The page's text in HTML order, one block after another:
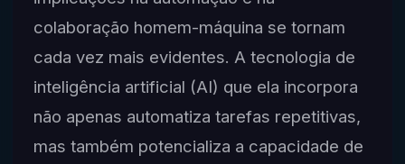
colaboração homem-máquina se tornam
cada vez mais evidentes. A tecnologia de
inteligência artificial (AI) que ela incorpora
não apenas automatiza tarefas repetitivas,
mas também potencializa a capacidade de